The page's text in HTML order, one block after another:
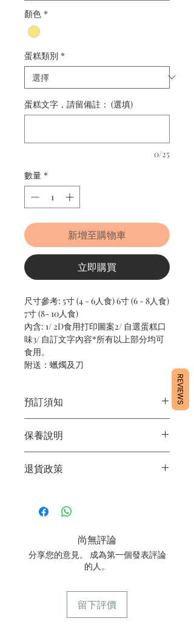
顏色 *
蛋糕類別 *
蛋糕文字，請留備註： (選填)
0/25
數量 *
新增至購物車
立即購買
尺寸參考: 5寸 (4 - 6人食) 6寸 (6 - 8人食)
7寸 (8- 10人食)
內含: 1/ 2D食用打印圖案2/ 自選蛋糕口
味3/ 自訂文字內容*所有以上部分均可
食用。
附送：蠟燭及刀
預訂須知
定日期取貨請提早10 - 14天前落單🤗
2/ 下單後24小時內會有專人電郵確認訂
單
3/ 取貨時需要出示確認訊息 或 訂單編
店】
6/ 送貨訂單：本店只提供營業時間內送
貨。運費請參考
常見問題。
7/ 營業時間：請參考本網站
保養說明
2/ 運送時避免大力搖晃
退貨政策
作，不設退換。
尚無評論
分享您的意見。 成為第一個發表評論
的人。
留下評價
REVIEWS